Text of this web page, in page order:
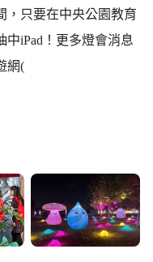
，只要在中央公園教育
iPad！更多燈會消息
網(